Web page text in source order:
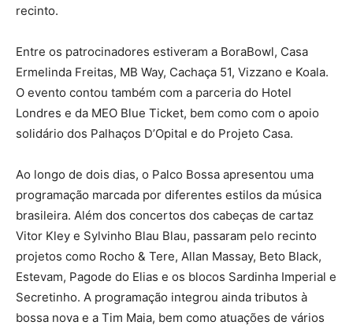
recinto.
Entre os patrocinadores estiveram a BoraBowl, Casa
Ermelinda Freitas, MB Way, Cachaça 51, Vizzano e Koala.
O evento contou também com a parceria do Hotel
Londres e da MEO Blue Ticket, bem como com o apoio
solidário dos Palhaços D’Opital e do Projeto Casa.
Ao longo de dois dias, o Palco Bossa apresentou uma
programação marcada por diferentes estilos da música
brasileira. Além dos concertos dos cabeças de cartaz
Vitor Kley e Sylvinho Blau Blau, passaram pelo recinto
projetos como Rocho & Tere, Allan Massay, Beto Black,
Estevam, Pagode do Elias e os blocos Sardinha Imperial e
Secretinho. A programação integrou ainda tributos à
bossa nova e a Tim Maia, bem como atuações de vários